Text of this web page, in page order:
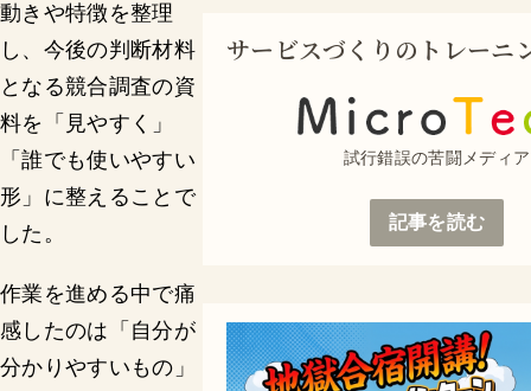
動きや特徴を整理
し、今後の判断材料
となる競合調査の資
料を「見やすく」
「誰でも使いやすい
形」に整えることで
した。
作業を進める中で痛
感したのは「自分が
分かりやすいもの」
サービスづくりのトレーニ
試行錯誤の苦闘メディア
記事を読む